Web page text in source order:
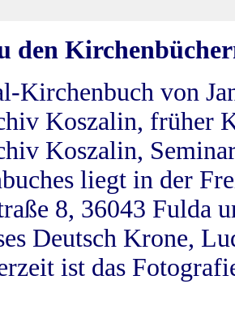
den
Kirchenbuch von
Koszalin, früher
Koszalin,
liegt in der
8, 36043 Fulda
Deutsch Krone,
ist das